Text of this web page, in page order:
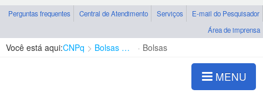
Perguntas frequentes Central de Atendimento Serviços
E-mail do Pesquisador
Área de imprensa
Você está aqui:CNPq Bolsas e Auxílios Vigentes Bolsas
MENU